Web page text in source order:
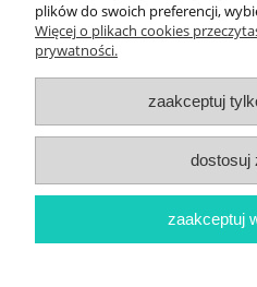
Twoje
Płatności i
plików do swoich preferencji,
Więcej o plikach cookies
prywatności.
zaakceptuj
dostosuj
zaakceptuj